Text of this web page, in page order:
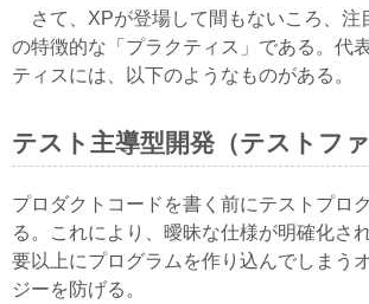
さて、XPが登場して間もないころ、注
の特徴的な「プラクティス」である。代
ティスには、以下のようなものがある。
テスト主導型開発（テストファ
プロダクトコードを書く前にテストプロ
る。これにより、曖昧な仕様が明確化さ
要以上にプログラムを作り込んでしまう
ジーを防げる。